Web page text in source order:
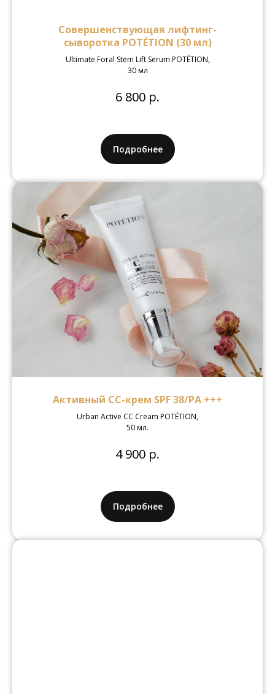
Совершенствующая лифтинг-
сыворотка POTÉTION (30 мл)
Ultimate Foral Stem Lift Serum POTÉTION,
30 мл
6 800 р.
Подробнее
Активный СС-крем SPF 38/PA +++
Urban Active CC Cream POTÉTION,
50 мл.
4 900 р.
Подробнее